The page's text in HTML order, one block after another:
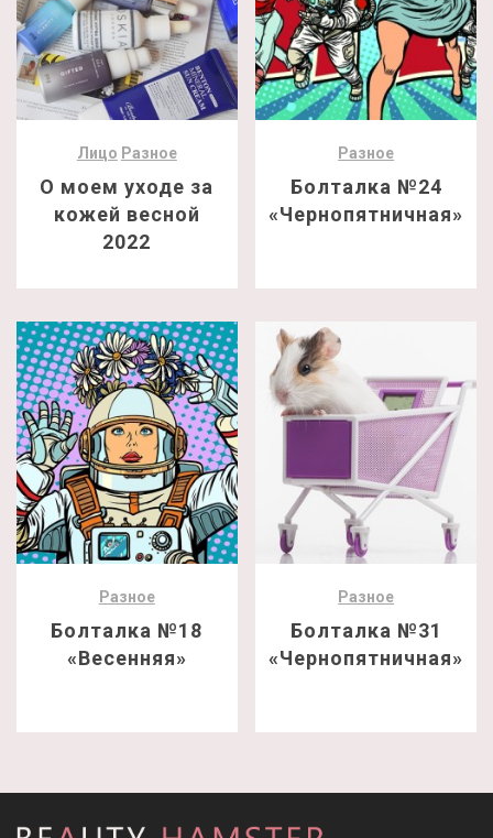
Лицо Разное
О моем уходе за
кожей весной
2022
Разное
Болталка №24
«Чернопятничная»
Разное
Болталка №18
«Весенняя»
Разное
Болталка №31
«Чернопятничная»